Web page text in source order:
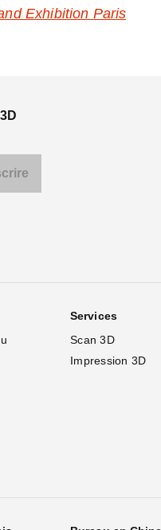
Exhibition Paris
Services
Scan 3D
Impression 3D